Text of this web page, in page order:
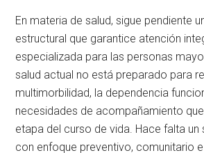
En materia de salud, sigue pendiente
estructural que garantice atención
especializada para las personas
salud actual no está preparado para
multimorbilidad, la dependencia
necesidades de acompañamiento
etapa del curso de vida. Hace falta un
con enfoque preventivo, comunitario